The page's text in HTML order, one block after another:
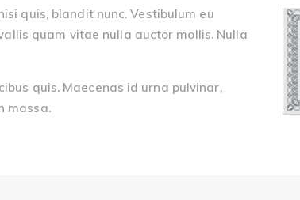
quis, blandit nunc. Vestibulum eu
quam vitae nulla auctor mollis. Nulla
quis. Maecenas id urna pulvinar,
massa.